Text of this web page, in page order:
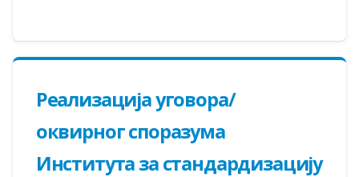
Реализација уговора/
оквирног споразума
Института за стандардизацију